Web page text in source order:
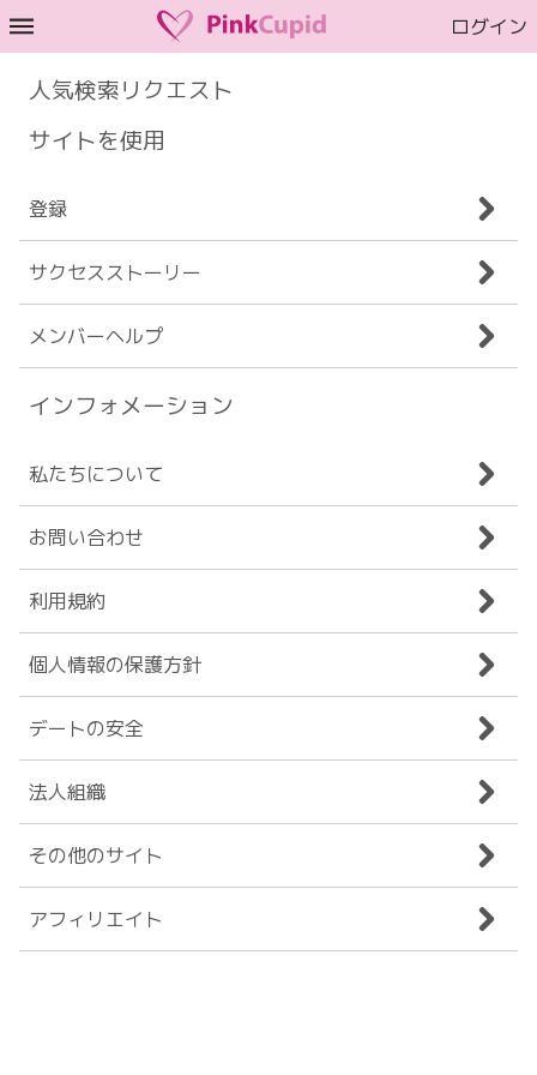
ログイン
人気検索リクエスト
サイトを使用
登録
サクセスストーリー
メンバーヘルプ
インフォメーション
私たちについて
お問い合わせ
利用規約
個人情報の保護方針
デートの安全
法人組織
その他のサイト
アフィリエイト